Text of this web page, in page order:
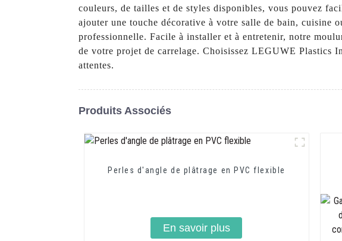
couleurs, de tailles et de styles disponibles, vous pouvez
ajouter une touche décorative à votre salle de bain, cuisine
professionnelle. Facile à installer et à entretenir, notre
de votre projet de carrelage. Choisissez LEGUWE Plastics
attentes.
Produits Associés
Perles d'angle de plâtrage en PVC flexible
En savoir plus